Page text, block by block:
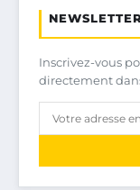
NEWSLETTER
Inscrivez-vous
directement